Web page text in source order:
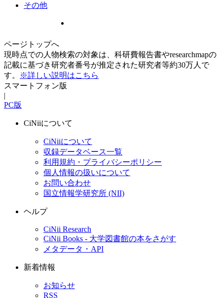
その他
ページトップへ
現時点での人物検索の対象は、科研費報告書やresearchmapの
記載に基づき研究者番号が推定された研究者等約30万人で
す。
※詳しい説明はこちら
スマートフォン版
|
PC版
CiNiiについて
CiNiiについて
収録データベース一覧
利用規約・プライバシーポリシー
個人情報の扱いについて
お問い合わせ
国立情報学研究所 (NII)
ヘルプ
CiNii Research
CiNii Books - 大学図書館の本をさがす
メタデータ・API
新着情報
お知らせ
RSS